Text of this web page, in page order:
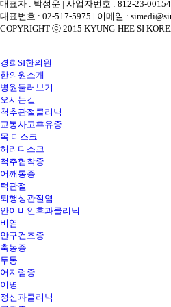
대표자 : 박성운 | 사업자번호 : 812-23-
대표번호 : 02-517-5975 | 이메일 :
COPYRIGHT ⓒ 2015 KYUNG-HEE SI
경희SI한의원
한의원소개
병원둘러보기
오시는길
척추관절클리닉
교통사고후유증
목 디스크
허리디스크
척추협착증
어깨통증
턱관절
퇴행성관절염
안이비인후과클리닉
비염
안구건조증
축농증
두통
어지럼증
이명
정신과클리닉